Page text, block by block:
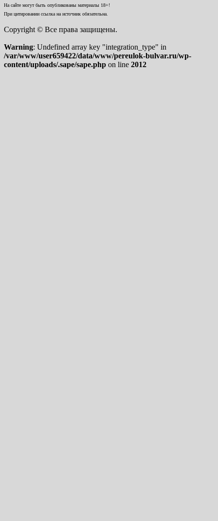
На сайте могут быть опубликованы материалы 18+!
При цитировании ссылка на источник обязательна.
Copyright © Все права защищены.
Warning: Undefined array key "integration_type" in
/var/www/user659422/data/www/pereulok-bulvar.ru/wp-
content/uploads/.sape/sape.php on line 2012